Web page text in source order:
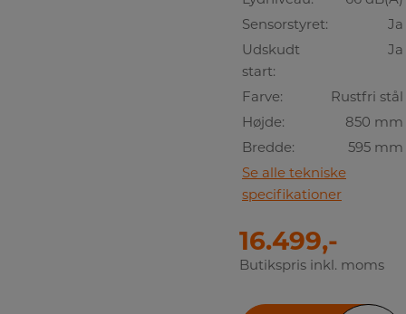
Sensorstyret:
Ja
Udskudt
start:
Ja
Farve:
Rustfri stål
Højde:
850 mm
Bredde:
595 mm
Se alle tekniske
specifikationer
16.499,-
Butikspris inkl. moms